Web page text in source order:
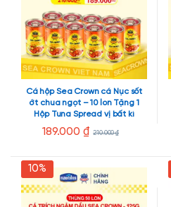
Cá hộp Sea Crown cá Nục sốt
ớt chua ngọt – 10 lon Tặng 1
Hộp Tuna Spread vị bất kì
189.000 ₫ 210.000₫
10%